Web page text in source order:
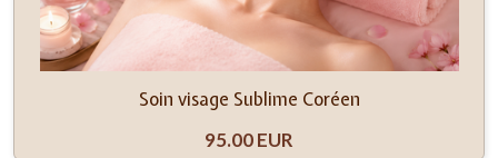
Soin visage Sublime Coréen
95.00 EUR